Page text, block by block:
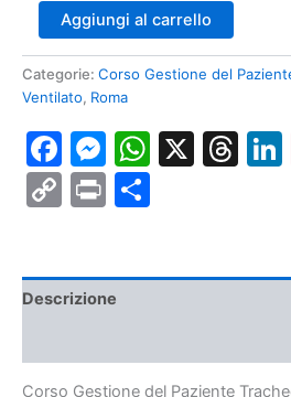
Corso
Gestione
del
Paziente
Tracheostomizzato
Roma
9
ottobre
2026
Aggiungi al carrello
Categorie: Corso Gestione del
Ventilato, Roma
Facebook
Messenger
X
Copy
Print
Descrizione
Corso Gestione del Paziente